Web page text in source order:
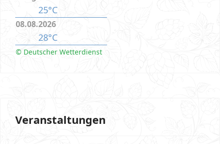
25°C
08.08.2026
28°C
© Deutscher Wetterdienst
Veranstaltungen